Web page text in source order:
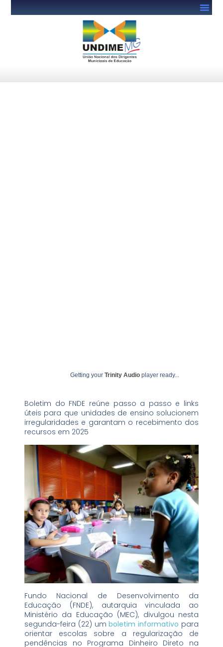
Getting your Trinity Audioplayer ready...
Boletim do FNDE reúne passo a passo e links
úteis para que unidades de ensino solucionem
irregularidades e garantam o recebimento dos
recursos em 2025
Fundo Nacional de Desenvolvimento da
Educação (FNDE), autarquia vinculada ao
Ministério da Educação (MEC), divulgou nesta
segunda-feira (22) umboletim informativo para
orientar escolas sobre a regularização de
pendências no Programa Dinheiro Direto na